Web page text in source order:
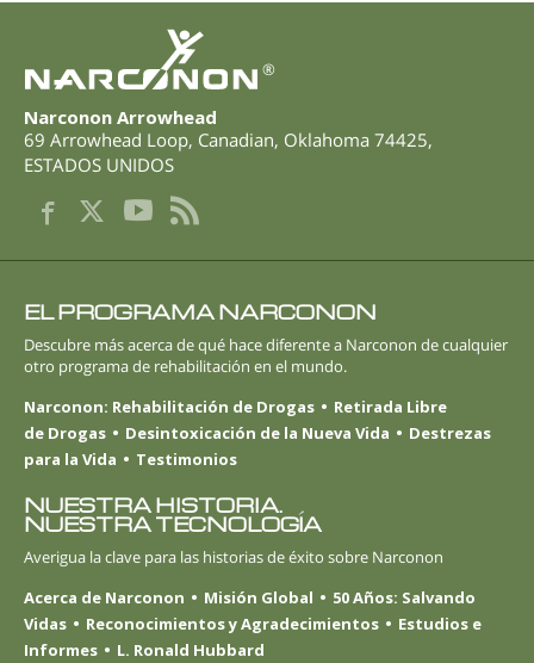
®
Narconon Arrowhead
69 Arrowhead Loop, Canadian, Oklahoma 74425,
ESTADOS UNIDOS
EL PROGRAMA NARCONON
Descubre más acerca de qué hace diferente a Narconon de cualquier
otro programa de rehabilitación en el mundo.
Narconon: Rehabilitación de Drogas
Retirada Libre
de Drogas
Desintoxicación de la Nueva Vida
Destrezas
para la Vida
Testimonios
NUESTRA HISTORIA.
NUESTRA TECNOLOGÍA
Averigua la clave para las historias de éxito sobre Narconon
Acerca de Narconon
Misión Global
50 Años: Salvando
Vidas
Reconocimientos y Agradecimientos
Estudios e
Informes
L. Ronald Hubbard